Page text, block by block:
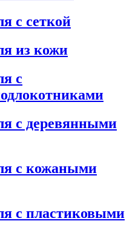
с сеткой
из кожи
с
с деревянными
с кожаными
с пластиковыми